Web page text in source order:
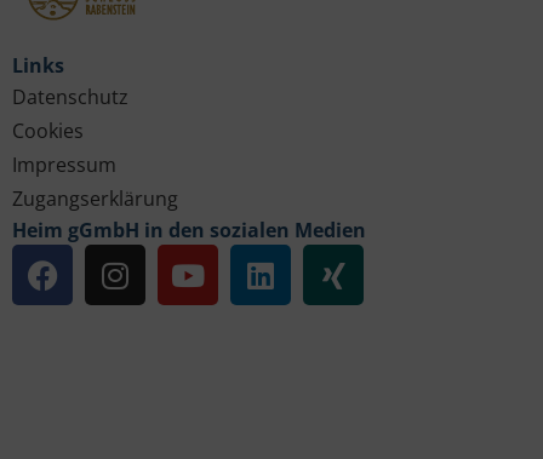
Links
Datenschutz
Cookies
Impressum
Zugangserklärung
Heim gGmbH in den sozialen Medien